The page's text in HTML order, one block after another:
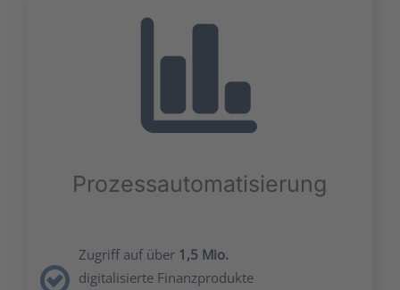
Pro­zess­au­to­ma­ti­sie­rung
Zugriff auf über 1,5 Mio.
digi­ta­li­sier­te Finanz­pro­duk­te